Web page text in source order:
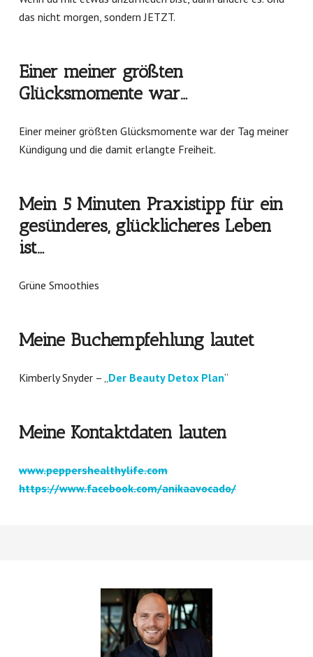
das nicht morgen, sondern JETZT.
Einer meiner größten
Glücksmomente war…
Einer meiner größten Glücksmomente war der Tag meiner
Kündigung und die damit erlangte Freiheit.
Mein 5 Minuten Praxistipp für ein
gesünderes, glücklicheres Leben
ist…
Grüne Smoothies
Meine Buchempfehlung lautet
Kimberly Snyder – „Der Beauty Detox Plan“
Meine Kontaktdaten lauten
www.peppershealthylife.com
https://www.facebook.com/anikaavocado/